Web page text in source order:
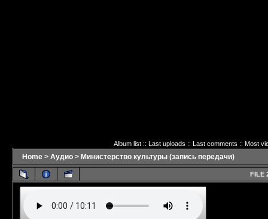
Album list:: Last uploads :: Last comments :: Most
Home > Аудио > Министерство культуры (запись передачи)
FILE